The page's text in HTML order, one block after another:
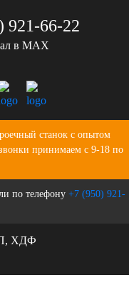
921-66-22
в MAX
станок с опытом
принимаем с 9-18 по
по телефону +7 (950) 921-
ХДФ